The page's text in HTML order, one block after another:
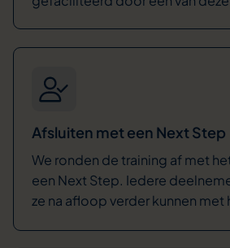
Afsluiten met een Next Step
We ronden de training af met
een Next Step. Iedere
ze na afloop verder kunnen met